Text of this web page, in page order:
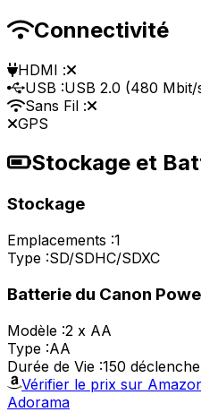
Connectivité
HDMI :
USB :USB 2.0 (480 Mbit/
Sans Fil :
GPS
Stockage et
Stockage
Emplacements :1
Type :SD/SDHC/SDXC
Batterie du Canon
Modèle :2 x AA
Type :AA
Durée de Vie :150
Vérifier le prix sur
Adorama